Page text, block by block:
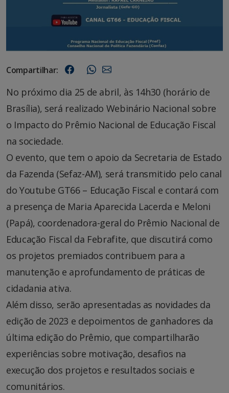
Compartilhar:
No próximo dia 25 de abril, às 14h30 (horário de
Brasília), será realizado Webinário Nacional sobre
o Impacto do Prêmio Nacional de Educação Fiscal
na sociedade.
O evento, que tem o apoio da Secretaria de Estado
da Fazenda (Sefaz-AM), será transmitido pelo canal
do Youtube GT66 – Educação Fiscal e contará com
a presença de Maria Aparecida Lacerda e Meloni
(Papá), coordenadora-geral do Prêmio Nacional de
Educação Fiscal da Febrafite, que discutirá como
os projetos premiados contribuem para a
manutenção e aprofundamento de práticas de
cidadania ativa.
Além disso, serão apresentadas as novidades da
edição de 2023 e depoimentos de ganhadores da
última edição do Prêmio, que compartilharão
experiências sobre motivação, desafios na
execução dos projetos e resultados sociais e
comunitários.